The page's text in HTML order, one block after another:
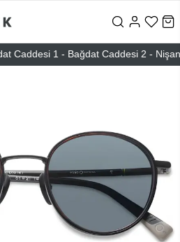
Caddesi 1 - Bağdat Caddesi 2 -